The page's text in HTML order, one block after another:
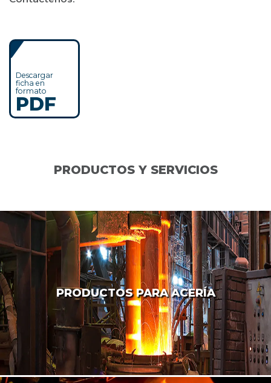
Descargar
ficha en
formato
PDF
PRODUCTOS Y SERVICIOS
PRODUCTOS PARA ACERÍA